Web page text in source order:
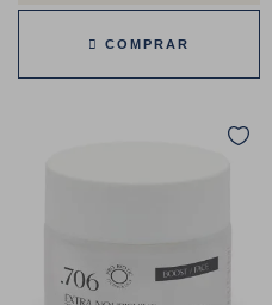
COMPRAR